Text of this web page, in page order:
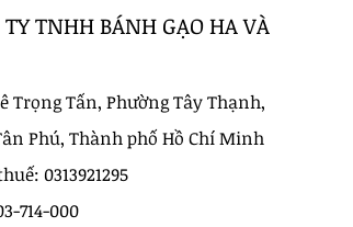
TY TNHH BÁNH GẠO HA VÀ
Trọng Tấn, Phường Tây Thạnh,
Phú, Thành phố Hồ Chí Minh
0313921295
714-000